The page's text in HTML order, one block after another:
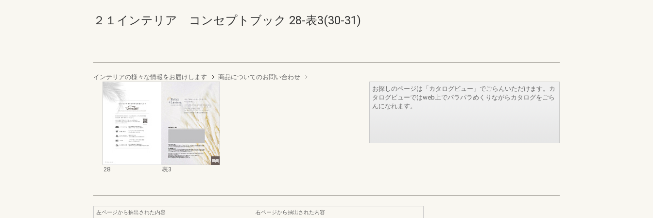
２１インテリア コンセプトブック 28-表3(30-31)
インテリアの様々な情報をお届けします 商品についてのお問い合わせ
28 表3
お探しのページは「カタログビュー」でごらんいただけます。カ
タログビューではweb上でパラパラめくりながらカタログをごら
んになれます。
左ページから抽出された内容
右ページから抽出された内容